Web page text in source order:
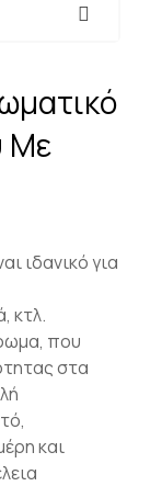
Με
ιδανικό για
κτλ.
που
στα
και